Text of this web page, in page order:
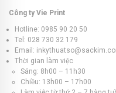
Công ty Vie Print
Hotline: 0985 90 20 50
Tel: 028 730 32 179
Email:
Thời gian làm việc
Sáng: 8h00 – 11h30
Chiều: 13h00 – 17h00